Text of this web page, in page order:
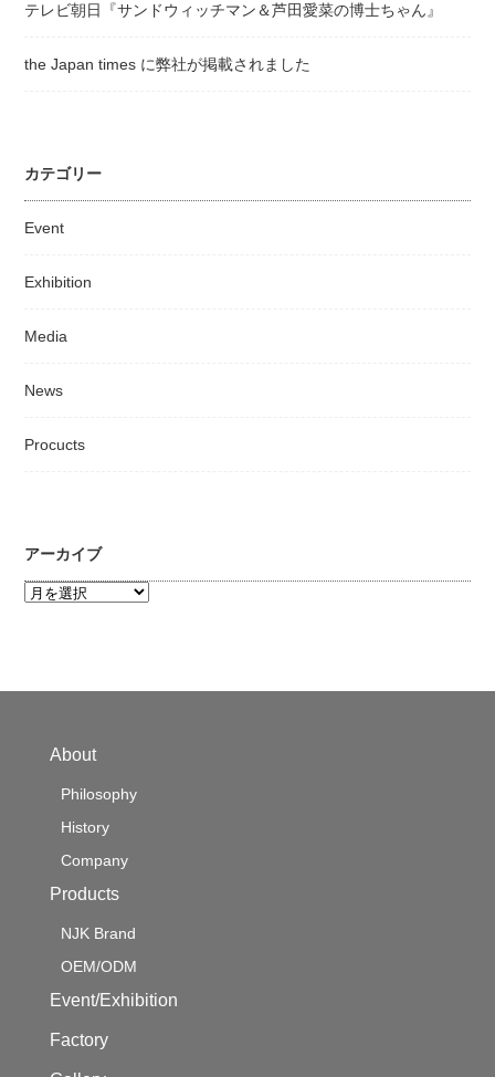
テレビ朝日『サンドウィッチマン＆芦田愛菜の博士ちゃん』
the Japan times に弊社が掲載されました
カテゴリー
Event
Exhibition
Media
News
Procucts
アーカイブ
ア
ー
About
Philosophy
History
Company
Products
NJK Brand
OEM/ODM
Event/Exhibition
Factory